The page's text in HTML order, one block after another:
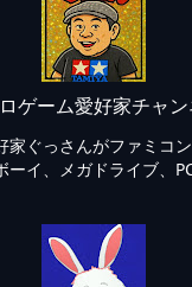
ゲーム愛好家チャ
家ぐっさんがファミコ
ーイ、メガドライブ、